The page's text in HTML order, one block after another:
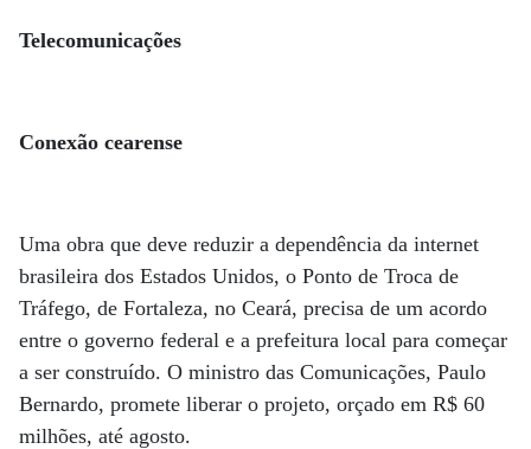
Telecomunicações
Conexão cearense
Uma obra que deve reduzir a dependência da internet
brasileira dos Estados Unidos, o Ponto de Troca de
Tráfego, de Fortaleza, no Ceará, precisa de um acordo
entre o governo federal e a prefeitura local para começar
a ser construído. O ministro das Comunicações, Paulo
Bernardo, promete liberar o projeto, orçado em R$ 60
milhões, até agosto.